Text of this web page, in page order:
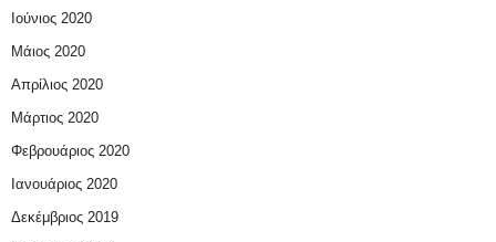
Ιούνιος 2020
Μάιος 2020
Απρίλιος 2020
Μάρτιος 2020
Φεβρουάριος 2020
Ιανουάριος 2020
Δεκέμβριος 2019